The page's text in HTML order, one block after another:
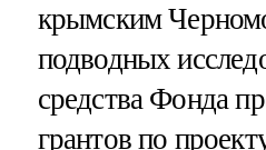
крымским
подводных
средства Фонда
грантов по